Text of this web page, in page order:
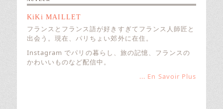
KiKi MAILLET
フランスとフランス語が好きすぎてフランス人師匠と
出会う。現在、パリちょい郊外に在住。
Instagram でパリの暮らし、旅の記憶、フランスの
かわいいものなど配信中。
... En Savoir Plus